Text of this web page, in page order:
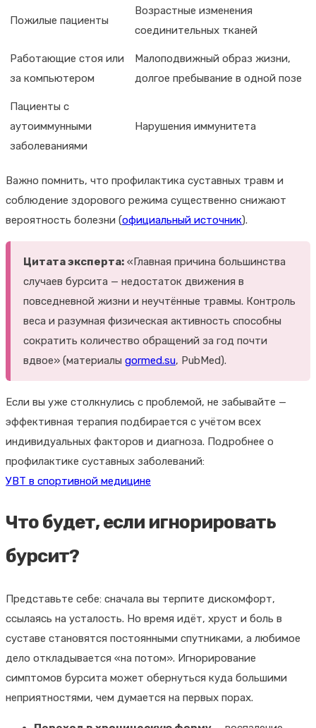
Пожилые пациенты
Возрастные изменения
соединительных тканей
Работающие стоя или
за компьютером
Малоподвижный образ жизни,
долгое пребывание в одной позе
Пациенты с
аутоиммунными
заболеваниями
Нарушения иммунитета
Важно помнить, что профилактика суставных травм и
соблюдение здорового режима существенно снижают
вероятность болезни (официальный источник).
Цитата эксперта: «Главная причина большинства
случаев бурсита — недостаток движения в
повседневной жизни и неучтённые травмы. Контроль
веса и разумная физическая активность способны
сократить количество обращений за год почти
вдвое» (материалы gormed.su, PubMed).
Если вы уже столкнулись с проблемой, не забывайте —
эффективная терапия подбирается с учётом всех
индивидуальных факторов и диагноза. Подробнее о
профилактике суставных заболеваний:
УВТ в спортивной медицине
Что будет, если игнорировать
бурсит?
Представьте себе: сначала вы терпите дискомфорт,
ссылаясь на усталость. Но время идёт, хруст и боль в
суставе становятся постоянными спутниками, а любимое
дело откладывается «на потом». Игнорирование
симптомов бурсита может обернуться куда большими
неприятностями, чем думается на первых порах.